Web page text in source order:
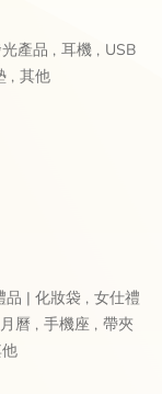
產品 , 耳機 , USB
, 其他
品 | 化妝袋 , 女仕禮
月曆 , 手機座 , 帶夾